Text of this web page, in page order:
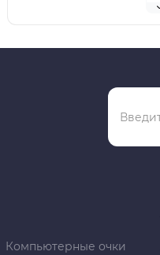
Компьютерные очки